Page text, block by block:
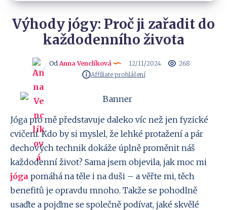
Výhody jógy: Proč ji zařadit do
každodenního života
Od Anna Venclíková 12/11/2024
268
Affiliate prohlášení
Jóga pro mě představuje daleko víc než jen fyzické
cvičení. Kdo by si myslel, že lehké protažení a pár
dechových technik dokáže úplně proměnit náš
každodenní život? Sama jsem objevila, jak moc mi
jóga pomáhá na těle i na duši – a věřte mi, těch
benefitů je opravdu mnoho. Takže se pohodlně
usaďte a pojďme se společně podívat, jaké skvělé